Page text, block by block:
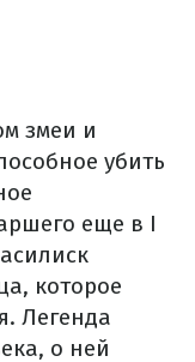
змеи и
убить
еще в I
которое
Легенда
о ней